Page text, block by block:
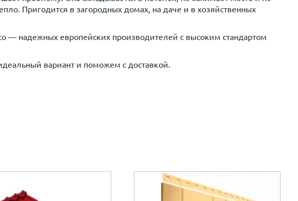
Пригодится в загородных домах, на даче и в хозяйственных
— надежных европейских производителей с высоким стандартом
вариант и поможем с доставкой.